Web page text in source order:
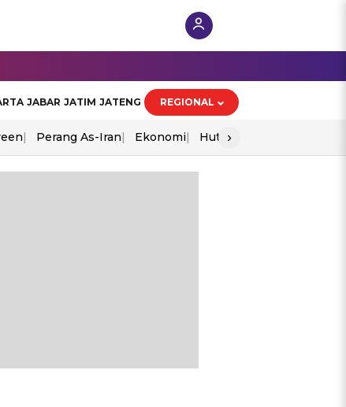
JABAR JATIM JATENG REGIONAL
Perang As-Iran Ekonomi Hut Ri
›